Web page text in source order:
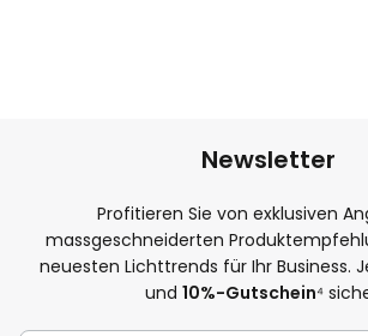
Newsletter
Profitieren Sie von exklusiven
massgeschneiderten
neuesten Lichttrends für Ihr Business.
und 10%-Gutschein⁴